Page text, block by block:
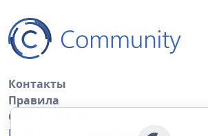
Контакты
Правила
Обратная связь